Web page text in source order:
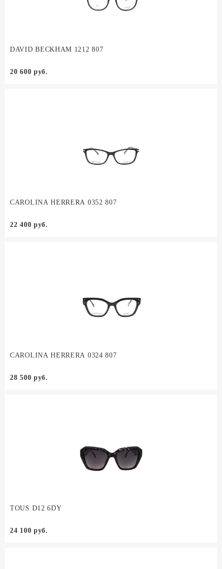
DAVID BECKHAM 1212 807
20 600 руб.
CAROLINA HERRERA 0352 807
22 400 руб.
CAROLINA HERRERA 0324 807
28 500 руб.
TOUS D12 6DY
24 100 руб.